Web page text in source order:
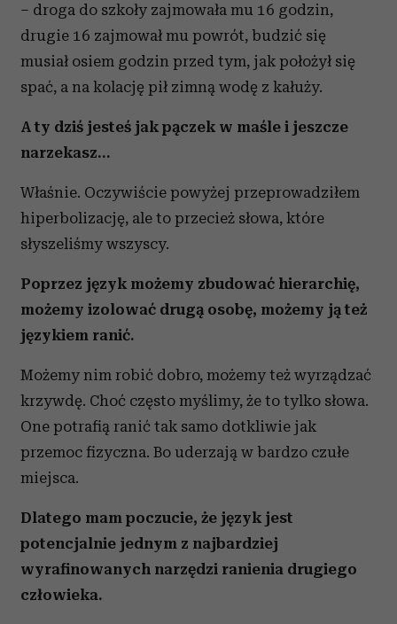
– droga do szkoły zajmowała mu 16 godzin,
drugie 16 zajmował mu powrót, budzić się
musiał osiem godzin przed tym, jak położył się
spać, a na kolację pił zimną wodę z kałuży.
A ty dziś jesteś jak pączek w maśle i jeszcze
narzekasz…
Właśnie. Oczywiście powyżej przeprowadziłem
hiperbolizację, ale to przecież słowa, które
słyszeliśmy wszyscy.
Poprzez język możemy zbudować hierarchię,
możemy izolować drugą osobę, możemy ją też
językiem ranić.
Możemy nim robić dobro, możemy też wyrządzać
krzywdę. Choć często myślimy, że to tylko słowa.
One potrafią ranić tak samo dotkliwie jak
przemoc fizyczna. Bo uderzają w bardzo czułe
miejsca.
Dlatego mam poczucie, że język jest
potencjalnie jednym z najbardziej
wyrafinowanych narzędzi ranienia drugiego
człowieka.